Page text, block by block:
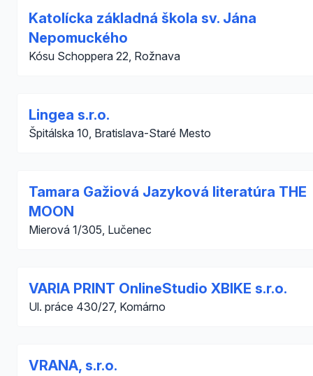
Katolícka základná škola sv. Jána
Nepomuckého
Kósu Schoppera 22, Rožnava
Lingea s.r.o.
Špitálska 10, Bratislava-Staré Mesto
Tamara Gažiová Jazyková literatúra THE
MOON
Mierová 1/305, Lučenec
VARIA PRINT OnlineStudio XBIKE s.r.o.
Ul. práce 430/27, Komárno
VRANA, s.r.o.